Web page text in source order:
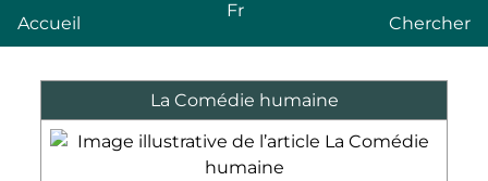
Accueil
Fr
Chercher
La Comédie humaine